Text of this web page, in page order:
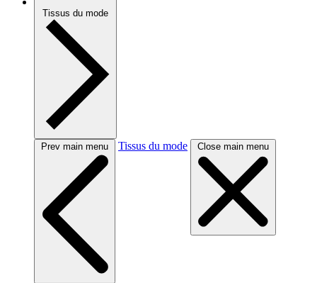
Tissus du mode
Prev main menu Tissus du mode Close main menu